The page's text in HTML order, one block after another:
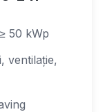
50 kWp
ventilație,